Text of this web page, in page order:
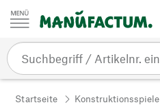
Zum Inhalt springen
Startseite Konstruktionsspiele